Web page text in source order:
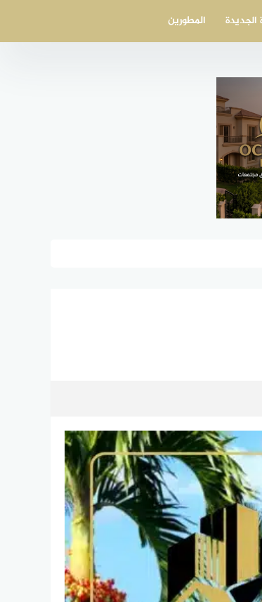
الجديدة المطورين